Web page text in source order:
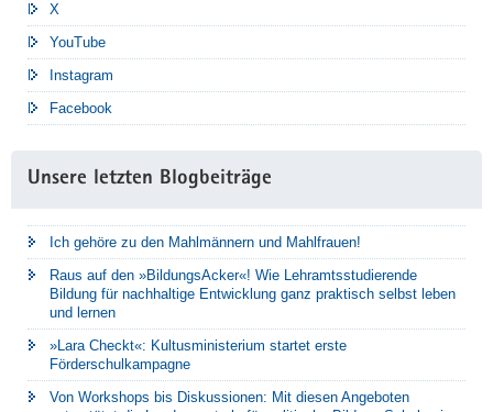
X
YouTube
Instagram
Facebook
Unsere letzten Blogbeiträge
Ich gehöre zu den Mahlmännern und Mahlfrauen!
Raus auf den »BildungsAcker«! Wie Lehramtsstudierende
Bildung für nachhaltige Entwicklung ganz praktisch selbst leben
und lernen
»Lara Checkt«: Kultusministerium startet erste
Förderschulkampagne
Von Workshops bis Diskussionen: Mit diesen Angeboten